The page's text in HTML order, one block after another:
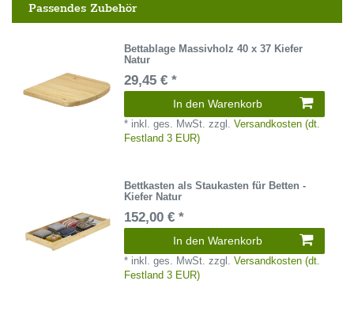
Passendes Zubehör
Bettablage Massivholz 40 x 37 Kiefer
Natur
29,45 € *
In den Warenkorb
* inkl. ges. MwSt. zzgl.Versandkosten (dt.
Festland 3 EUR)
Bettkasten als Staukasten für Betten -
Kiefer Natur
152,00 € *
In den Warenkorb
* inkl. ges. MwSt. zzgl.Versandkosten (dt.
Festland 3 EUR)